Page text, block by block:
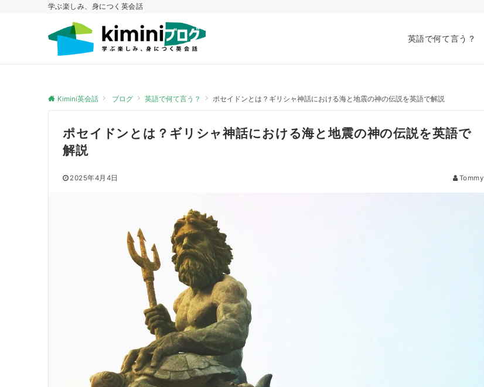
学ぶ楽しみ、身につく英会話
英語で何て言う？
Kimini英会話 ブログ 英語で何て言う？ ポセイドンとは？ギリシャ神話における海と地震の神の伝説を英語で解説
ポセイドンとは？ギリシャ神話における海と地震の神の伝説を英語で
解説
2025年4月4日 Tommy